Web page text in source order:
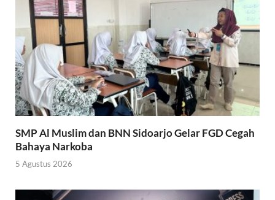
SMP Al Muslim dan BNN Sidoarjo Gelar FGD Cegah
Bahaya Narkoba
5 Agustus 2026